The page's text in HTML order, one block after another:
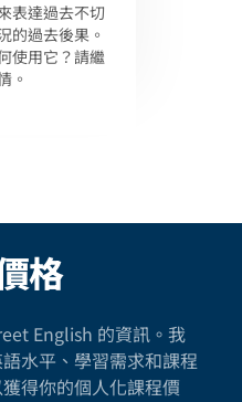
表達過去不切
的過去後果。
使用它？請繼
。
格
English 的資訊。我
水平、學習需求和課程
得你的個人化課程價